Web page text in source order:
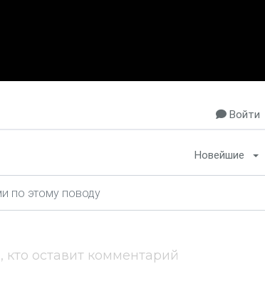
Войти
Новейшие
кто оставит комментарий